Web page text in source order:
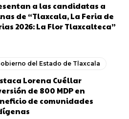
a las candidatas a
de “Tlaxcala, La Feria de
2026: La Flor Tlaxcalteca”
del Estado de Tlaxcala
Lorena Cuéllar
de 800 MDP en
de comunidades